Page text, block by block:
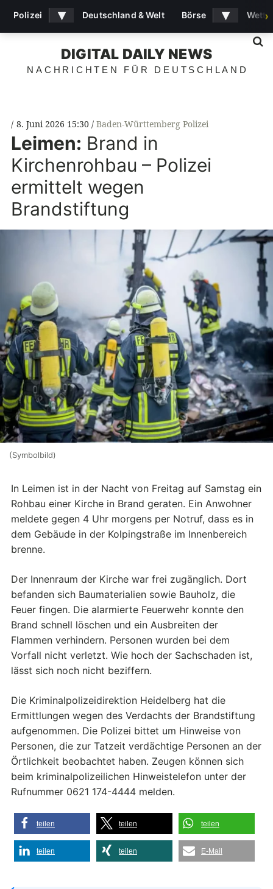
DIGITAL DAILY NEWS
NACHRICHTEN FÜR DEUTSCHLAND
8. Juni 2026 15:30 Baden-Württemberg Polizei
Leimen: Brand in
Kirchenrohbau – Polizei
ermittelt wegen
Brandstiftung
(Symbolbild)
In Leimen ist in der Nacht von Freitag auf Samstag ein
Rohbau einer Kirche in Brand geraten. Ein Anwohner
meldete gegen 4 Uhr morgens per Notruf, dass es in
dem Gebäude in der Kolpingstraße im Innenbereich
brenne.
Der Innenraum der Kirche war frei zugänglich. Dort
befanden sich Baumaterialien sowie Bauholz, die
Feuer fingen. Die alarmierte Feuerwehr konnte den
Brand schnell löschen und ein Ausbreiten der
Flammen verhindern. Personen wurden bei dem
Vorfall nicht verletzt. Wie hoch der Sachschaden ist,
lässt sich noch nicht beziffern.
Die Kriminalpolizeidirektion Heidelberg hat die
Ermittlungen wegen des Verdachts der Brandstiftung
aufgenommen. Die Polizei bittet um Hinweise von
Personen, die zur Tatzeit verdächtige Personen an der
Örtlichkeit beobachtet haben. Zeugen können sich
beim kriminalpolizeilichen Hinweistelefon unter der
Rufnummer 0621 174-4444 melden.
teilen teilen teilen
teilen teilen E-Mail
Polizei ▾ Deutschland & Welt Börse ▾ ›